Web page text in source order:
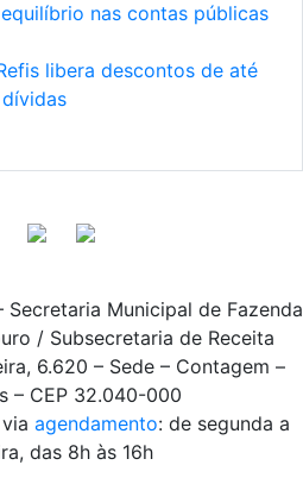
nas contas públicas
libera descontos de até
Municipal de Fazenda
/ Subsecretaria de Receita
6.620 – Sede – Contagem –
– CEP 32.040-000
agendamento: de segunda a
das 8h às 16h